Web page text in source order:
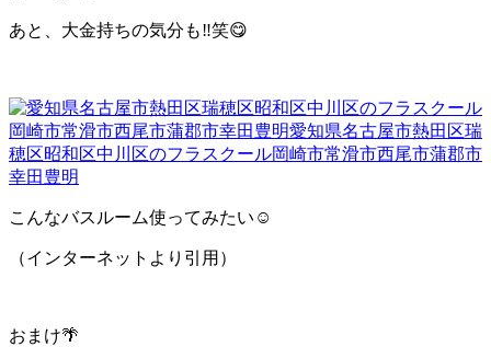
あと、大金持ちの気分も‼️笑😋
こんなバスルーム使ってみたい☺️
（インターネットより引用）
おまけ🌴